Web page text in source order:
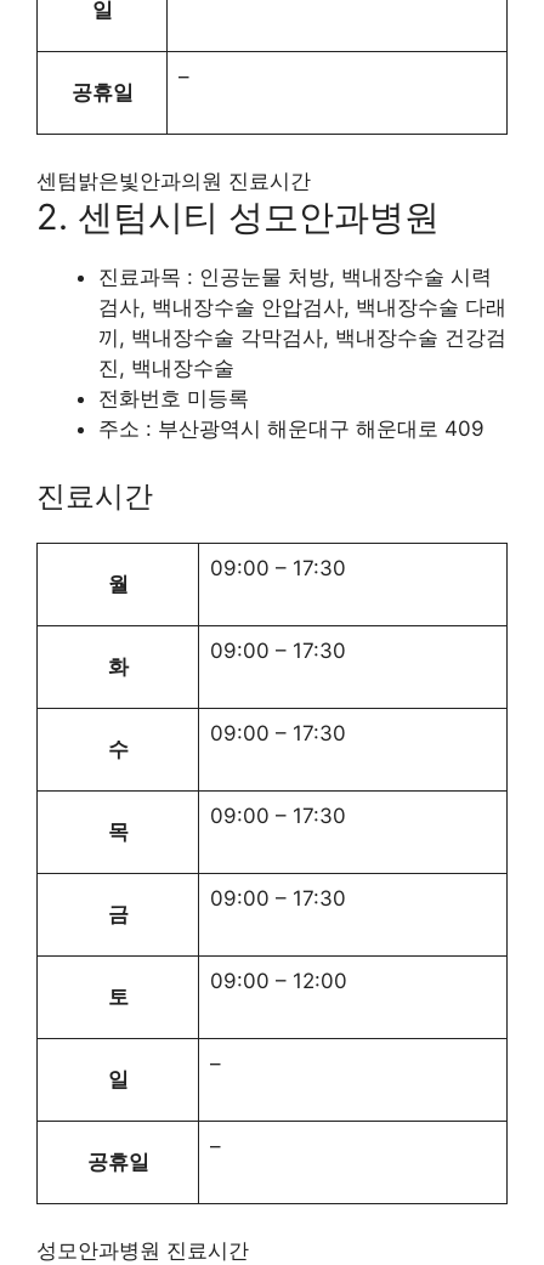
일
공휴일
–
센텀밝은빛안과의원 진료시간
2. 센텀시티 성모안과병원
진료과목 : 인공눈물 처방, 백내장수술 시력
검사, 백내장수술 안압검사, 백내장수술 다래
끼, 백내장수술 각막검사, 백내장수술 건강검
진, 백내장수술
전화번호 미등록
주소 : 부산광역시 해운대구 해운대로 409
진료시간
월
09:00 – 17:30
화
09:00 – 17:30
수
09:00 – 17:30
목
09:00 – 17:30
금
09:00 – 17:30
토
09:00 – 12:00
일
–
공휴일
–
성모안과병원 진료시간